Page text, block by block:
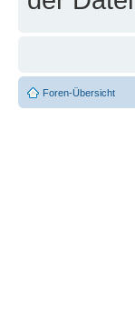
Foren-Übersicht